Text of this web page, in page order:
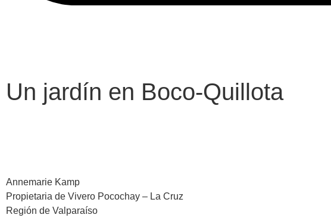
Un jardín en Boco-Quillota
Annemarie Kamp
Propietaria de Vivero Pocochay – La Cruz
Región de Valparaíso